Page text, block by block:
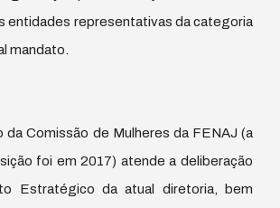
entidades representativas da categoria
mandato.
da Comissão de Mulheres da FENAJ (a
foi em 2017) atende a deliberação
Estratégico da atual diretoria, bem